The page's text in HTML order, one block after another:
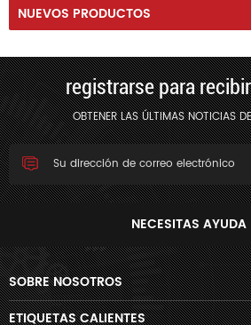
NUEVOS PRODUCTOS
registrarse para
OBTENER LAS ÚLTIMAS NOTICIAS
NECESITAS AYUDA
SOBRE NOSOTROS
ETIQUETAS CALIENTES